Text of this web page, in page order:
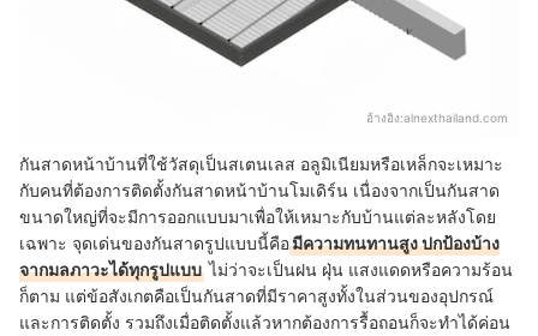
อ้างอิง:alnexthailand.com
กันสาดหน้าบ้านที่ใช้วัสดุเป็นสเตนเลส อลูมิเนียมหรือเหล็กจะเหมาะ
กับคนที่ต้องการติดตั้งกันสาดหน้าบ้านโมเดิร์น เนื่องจากเป็นกันสาด
ขนาดใหญ่ที่จะมีการออกแบบมาเพื่อให้เหมาะกับบ้านแต่ละหลังโดย
เฉพาะ จุดเด่นของกันสาดรูปแบบนี้คือมีความทนทานสูง ปกป้องบ้าง
จากมลภาวะได้ทุกรูปแบบ ไม่ว่าจะเป็นฝน ฝุ่น แสงแดดหรือความร้อน
ก็ตาม แต่ข้อสังเกตคือเป็นกันสาดที่มีราคาสูงทั้งในส่วนของอุปกรณ์
และการติดตั้ง รวมถึงเมื่อติดตั้งแล้วหากต้องการรื้อถอนก็จะทำได้ค่อน